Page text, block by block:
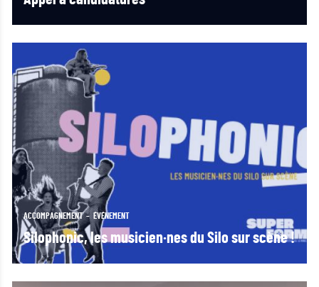
ACCOMPAGNEMENT ÉVÉNEMENT
Silophonic, les musicien·nes du Silo sur scène !